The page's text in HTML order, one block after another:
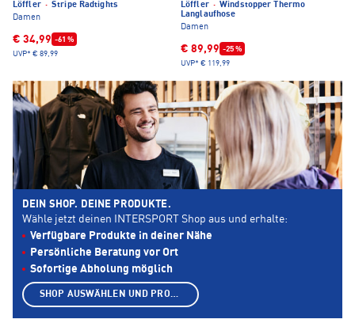
Löffler · Stripe Radtights
Damen
€ 34,99 -61 %
UVP* € 89,99
Löffler · Windstopper Thermo
Langlaufhose
Damen
€ 89,99 -25 %
UVP* € 119,99
DEIN SHOP. DEINE PRODUKTE.
Wähle jetzt deinen INTERSPORT Shop aus und erhalte:
Verfügbare Produkte in deiner Nähe
Persönliche Beratung vor Ort
Sofortige Abholung möglich
SHOP AUSWÄHLEN UND PRODUKTE ANZEIGEN